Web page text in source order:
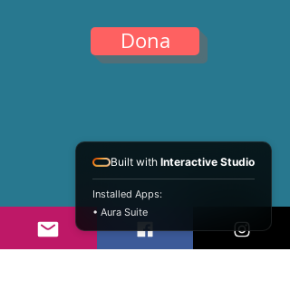
Dona
Built with Interactive Studio
Installed Apps:
• Aura Suite